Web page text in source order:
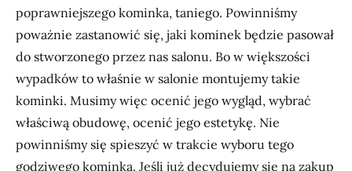
poprawniejszego kominka, taniego. Powinniśmy
poważnie zastanowić się, jaki kominek będzie pasował
do stworzonego przez nas salonu. Bo w większości
wypadków to właśnie w salonie montujemy takie
kominki. Musimy więc ocenić jego wygląd, wybrać
właściwą obudowę, ocenić jego estetykę. Nie
powinniśmy się spieszyć w trakcie wyboru tego
godziwego kominka. Jeśli już decydujemy się na zakup